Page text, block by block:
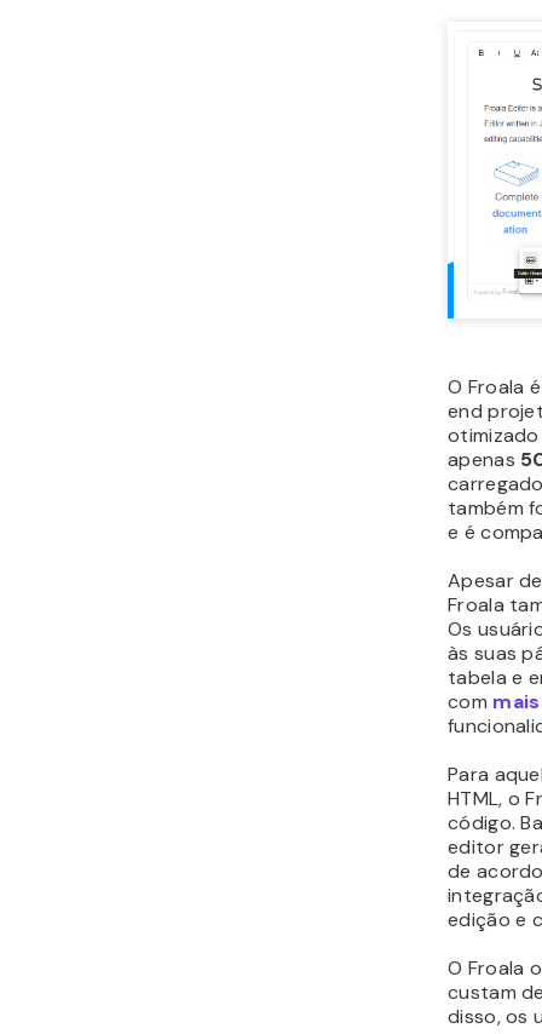
O Froala
end
otimizado
apenas
também
e é
Apesar
Froala
Os
às suas
tabela e
com
Para
HTML, o
código.
editor
de
edição e
O Froala
custam
disso, os